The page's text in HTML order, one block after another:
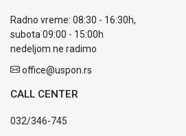
Blog
Način
plaćanja
Podrška
Opšti
uslovi
Radno vreme: 08:30 - 16:30h,
subota 09:00 - 15:00h
nedeljom ne radimo
office@uspon.rs
CALL CENTER
032/346-745